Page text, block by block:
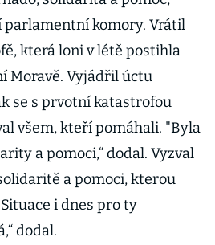
komory. Vrátil
která loni v létě postihla
Moravě. Vyjádřil úctu
se s prvotní katastrofou
všem, kteří pomáhali. "Byla
a pomoci,“ dodal. Vyzval
a pomoci, kterou
i dnes pro ty
dodal.